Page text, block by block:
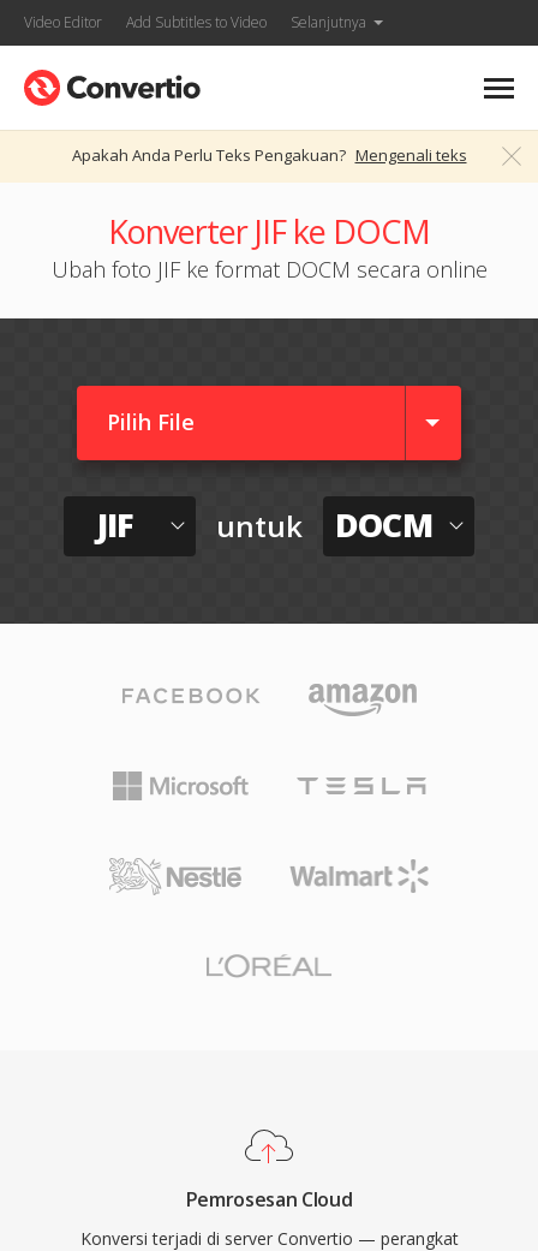
Video Editor Add Subtitles to Video Selanjutnya
Apakah Anda Perlu Teks Pengakuan? Mengenali teks
Konverter JIF ke DOCM
Ubah foto JIF ke format DOCM secara online
Pilih File
JIF untuk DOCM
Pemrosesan Cloud
Konversi terjadi di server Convertio — perangkat